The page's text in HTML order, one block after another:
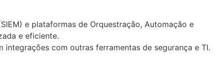
e plataformas de Orquestração, Automação e
e eficiente.
com outras ferramentas de segurança e TI.